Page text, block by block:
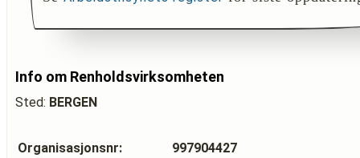
Info om Renholdsvirksomheten
Sted: BERGEN
Organisasjonsnr:
997904427